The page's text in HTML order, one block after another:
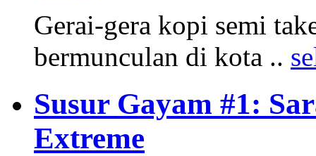
Gerai-gera kopi semi
bermunculan di kota ..
Susur Gayam #1:
Extreme